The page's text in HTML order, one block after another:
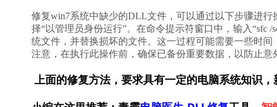
修复win7系统中缺少的DLL文件，可以通过以下步骤进
择“以管理员身份运行”。在命令提示符窗口中，输入“sfc
统文件，并替换损坏的文件。这一过程可能需要一些时
注意，在执行此操作前，确保已备份重要数据，以防止意
上面的修复方法，要求具有一定的电脑系统知识，